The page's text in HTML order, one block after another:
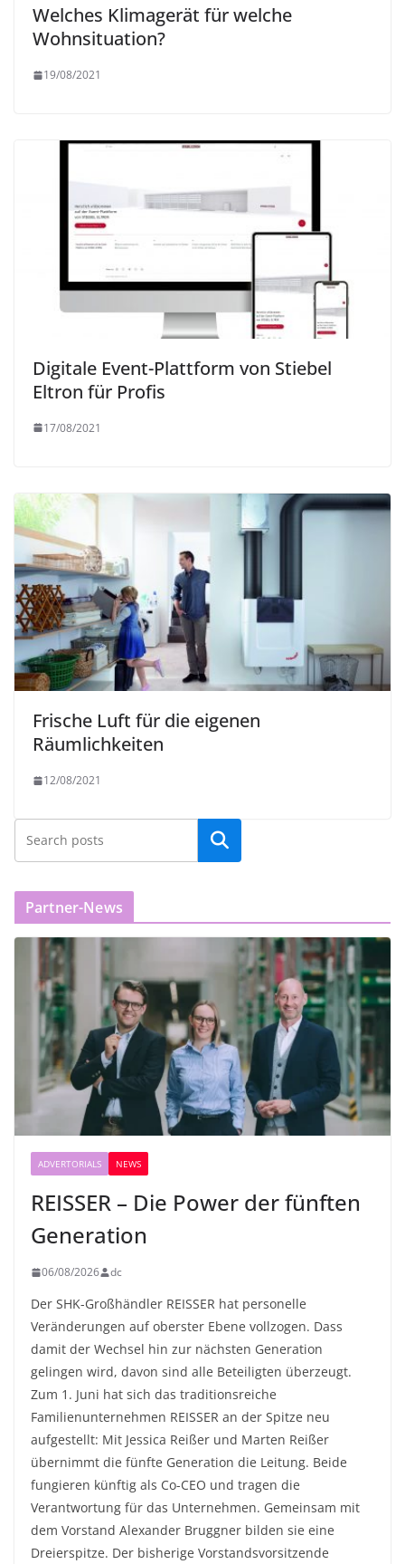
Welches Klimagerät für welche
Wohnsituation?
19/08/2021
Digitale Event-Plattform von Stiebel
Eltron für Profis
17/08/2021
Frische Luft für die eigenen
Räumlichkeiten
12/08/2021
Partner-News
ADVERTORIALS NEWS
REISSER – Die Power der fünften
Generation
06/08/2026 dc
Der SHK-Großhändler REISSER hat personelle
Veränderungen auf oberster Ebene vollzogen. Dass
damit der Wechsel hin zur nächsten Generation
gelingen wird, davon sind alle Beteiligten überzeugt.
Zum 1. Juni hat sich das traditionsreiche
Familienunternehmen REISSER an der Spitze neu
aufgestellt: Mit Jessica Reißer und Marten Reißer
übernimmt die fünfte Generation die Leitung. Beide
fungieren künftig als Co-CEO und tragen die
Verantwortung für das Unternehmen. Gemeinsam mit
dem Vorstand Alexander Bruggner bilden sie eine
Dreierspitze. Der bisherige Vorstandsvorsitzende